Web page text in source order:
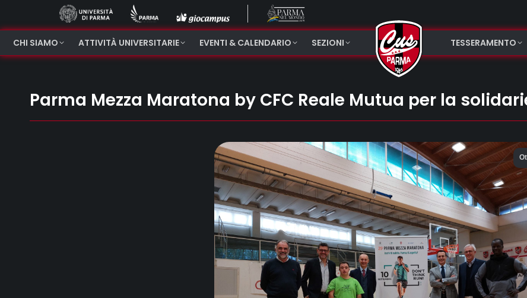
CHI SIAMO ATTIVITÀ UNIVERSITARIE EVENTI & CALENDARIO SEZIONI TESSERAMENTO
Parma Mezza Maratona by CFC Reale Mutua per la